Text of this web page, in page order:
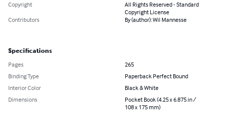
Copyright
All Rights Reserved - Standard
Copyright License
Contributors
By (author): Wil Mannesse
Specifications
Pages
265
Binding Type
Paperback Perfect Bound
Interior Color
Black & White
Dimensions
Pocket Book (4.25 x 6.875 in /
108 x 175 mm)